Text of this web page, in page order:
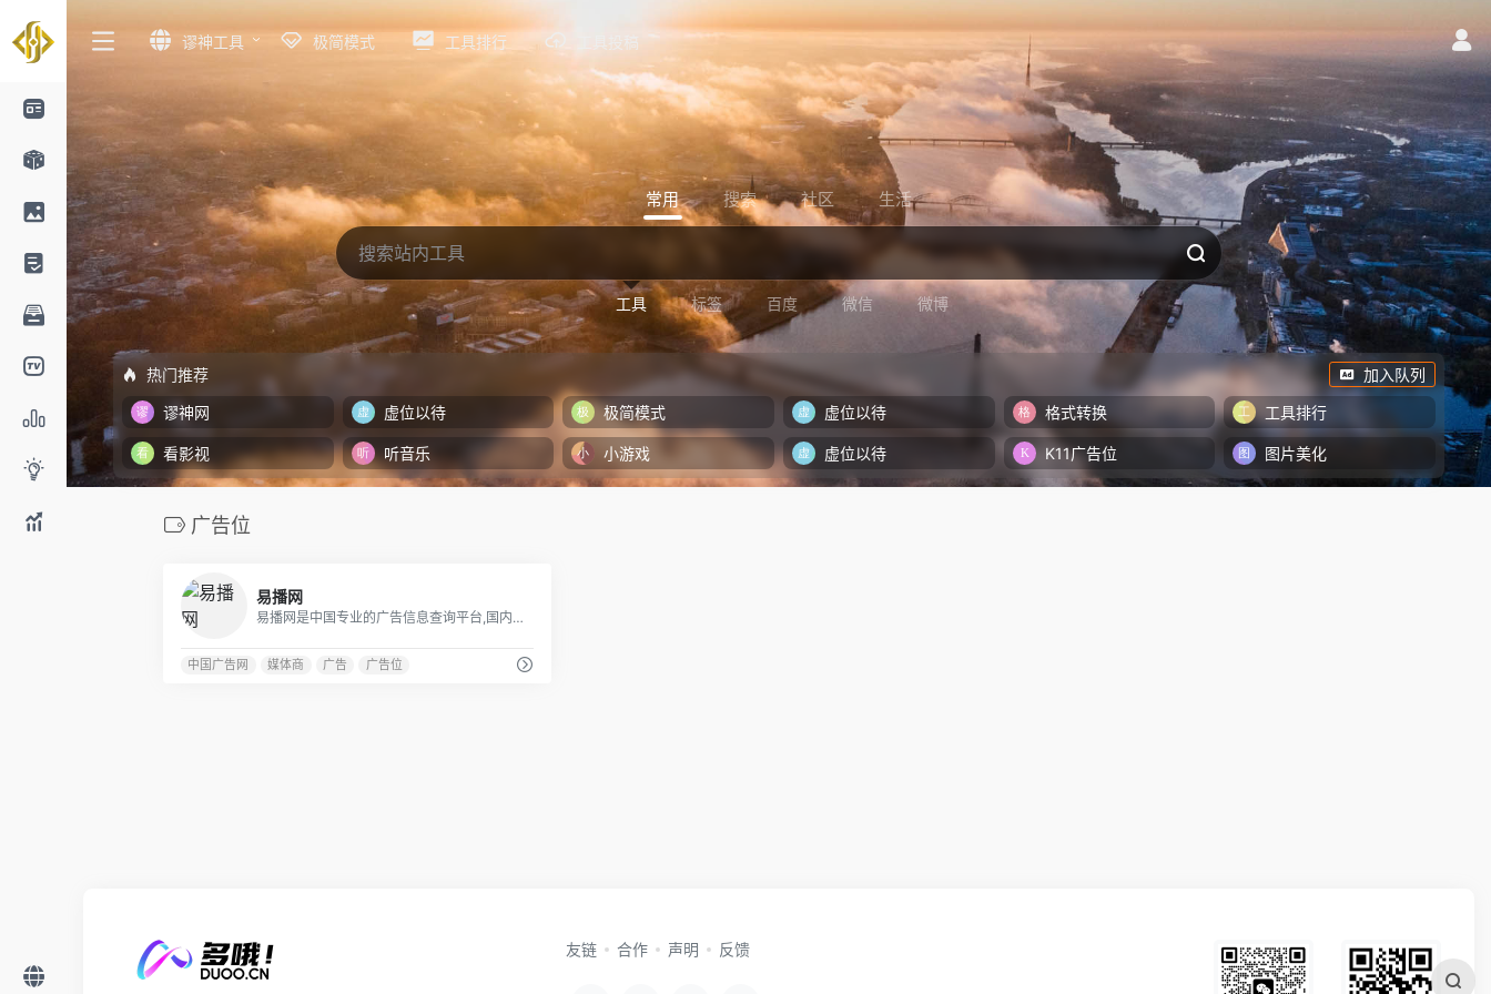
谬神工具 极简模式 工具排行 工具投稿
常用 搜索 社区 生活
工具 标签 百度 微信 微博
热门推荐
加入队列
谬神网
虚位以待 极简模式 虚位以待 格式转换 工具排行
看影视 听音乐 小游戏 虚位以待 K11广告位 图片美化
广告位
易播网
易播网是中国专业的广告信息查询平台,国内领先的媒体广告行业门户网站,涵盖了各类户外广告、灯箱广告、电梯广告、墙体广告、广告牌等优质媒介网络资源。
中国广告网 媒体商 广告 广告位
友链 合作 声明 反馈